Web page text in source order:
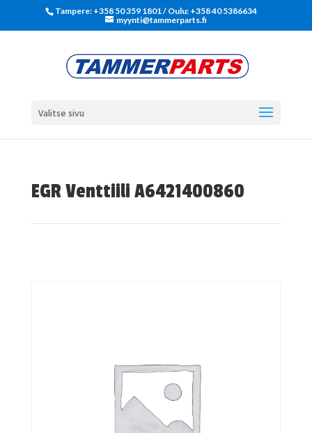
Tampere: +358 50 359 1801‬ / Oulu: +358 40 5386634
myynti@tammerparts.fi
Valitse sivu
EGR Venttiili A6421400860